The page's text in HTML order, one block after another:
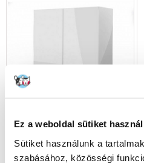
Ez a weboldal sütiket használ
Sütiket használunk a
szabásához, közösségi